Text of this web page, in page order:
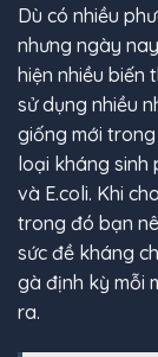
Dù có nhiều
nhưng ngày
hiện nhiều biến
sử dụng nhiều
giống mới
loại kháng sinh
và E.coli. Khi
trong đó bạn
sức đề kháng
gà định kỳ mỗi
ra.